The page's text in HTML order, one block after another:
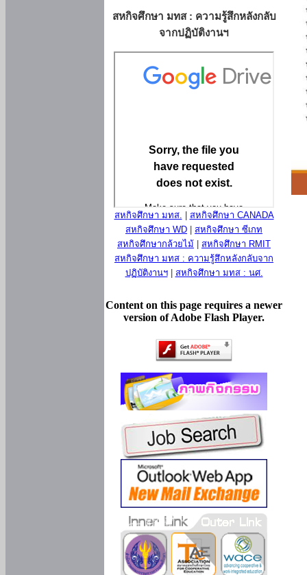
สหกิจศึกษา มทส : ความรู้สึกหลังกลับ
จากปฏิบัติงานฯ
สหกิจศึกษา มทส.
สหกิจศึกษา CANADA
สหกิจศึกษา WD
สหกิจศึกษา ซีเกท
สหกิจศึกษากล้วยไม้
สหกิจศึกษา RMIT
สหกิจศึกษา มทส : ความรู้สึกหลังกลับจาก
ปฏิบัติงานฯ| สหกิจศึกษา มทส : นศ.
Content on this page requires a newer
version of Adobe Flash Player.